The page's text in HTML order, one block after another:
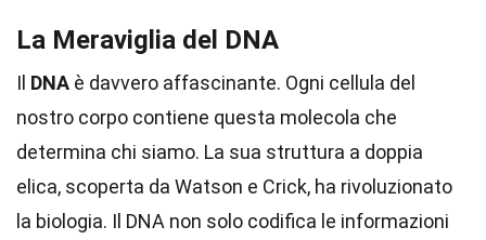
La Meraviglia del DNA
Il DNA è davvero affascinante. Ogni cellula del
nostro corpo contiene questa molecola che
determina chi siamo. La sua struttura a doppia
elica, scoperta da Watson e Crick, ha rivoluzionato
la biologia. Il DNA non solo codifica le informazioni